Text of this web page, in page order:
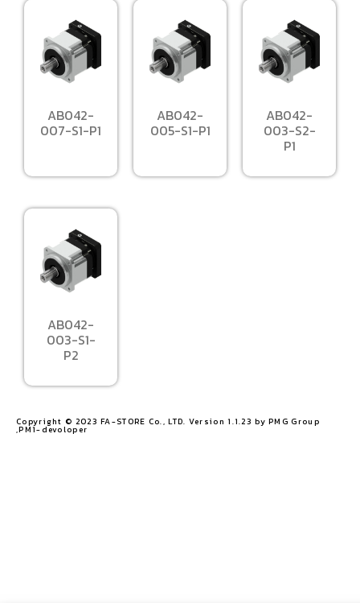
AB042-
007-S1-P1
AB042-
005-S1-P1
AB042-
003-S2-
P1
AB042-
003-S1-
P2
Copyright © 2023 FA-STORE Co., LTD. Version 1.1.23 by PMG Group
,PM1-devoloper​